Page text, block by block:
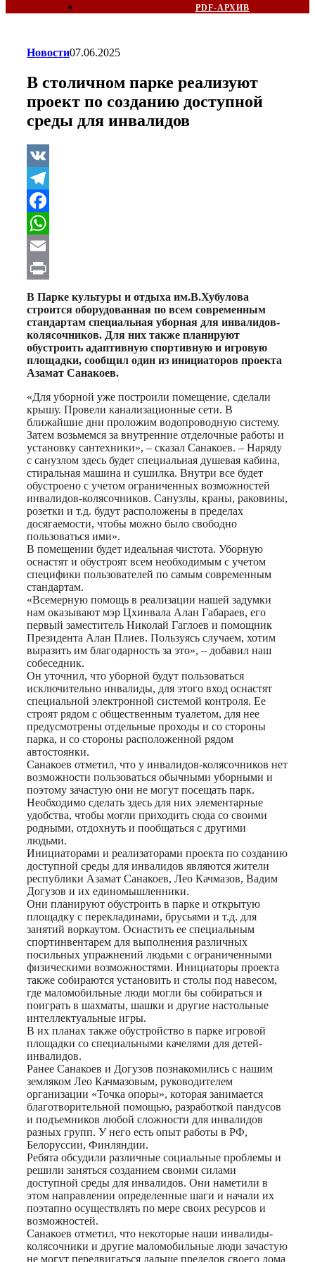
PDF-АРХИВ
Новости07.06.2025
В столичном парке реализуют
проект по созданию доступной
среды для инвалидов
VK
Telegram
Facebook
WhatsApp
Email
Print
В Парке культуры и отдыха им.В.Хубулова
строится оборудованная по всем современным
стандартам специальная уборная для инвалидов-
колясочников. Для них также планируют
обустроить адаптивную спортивную и игровую
площадки, сообщил один из инициаторов проекта
Азамат Санакоев.
«Для уборной уже построили помещение, сделали
крышу. Провели канализационные сети. В
ближайшие дни проложим водопроводную систему.
Затем возьмемся за внутренние отделочные работы и
установку сантехники», – сказал Санакоев. – Наряду
с санузлом здесь будет специальная душевая кабина,
стиральная машина и сушилка. Внутри все будет
обустроено с учетом ограниченных возможностей
инвалидов-колясочников. Санузлы, краны, раковины,
розетки и т.д. будут расположены в пределах
досягаемости, чтобы можно было свободно
пользоваться ими».
В помещении будет идеальная чистота. Уборную
оснастят и обустроят всем необходимым с учетом
специфики пользователей по самым современным
стандартам.
«Всемерную помощь в реализации нашей задумки
нам оказывают мэр Цхинвала Алан Габараев, его
первый заместитель Николай Гаглоев и помощник
Президента Алан Плиев. Пользуясь случаем, хотим
выразить им благодарность за это», – добавил наш
собеседник.
Он уточнил, что уборной будут пользоваться
исключительно инвалиды, для этого вход оснастят
специальной электронной системой контроля. Ее
строят рядом с общественным туалетом, для нее
предусмотрены отдельные проходы и со стороны
парка, и со стороны расположенной рядом
автостоянки.
Санакоев отметил, что у инвалидов-колясочников нет
возможности пользоваться обычными уборными и
поэтому зачастую они не могут посещать парк.
Необходимо сделать здесь для них элементарные
удобства, чтобы могли приходить сюда со своими
родными, отдохнуть и пообщаться с другими
людьми.
Инициаторами и реализаторами проекта по созданию
доступной среды для инвалидов являются жители
республики Азамат Санакоев, Лео Качмазов, Вадим
Догузов и их единомышленники.
Они планируют обустроить в парке и открытую
площадку с перекладинами, брусьями и т.д. для
занятий воркаутом. Оснастить ее специальным
спортинвентарем для выполнения различных
посильных упражнений людьми с ограниченными
физическими возможностями. Инициаторы проекта
также собираются установить и столы под навесом,
где маломобильные люди могли бы собираться и
поиграть в шахматы, шашки и другие настольные
интеллектуальные игры.
В их планах также обустройство в парке игровой
площадки со специальными качелями для детей-
инвалидов.
Ранее Санакоев и Догузов познакомились с нашим
земляком Лео Качмазовым, руководителем
организации «Точка опоры», которая занимается
благотворительной помощью, разработкой пандусов
и подъемников любой сложности для инвалидов
разных групп. У него есть опыт работы в РФ,
Белоруссии, Финляндии.
Ребята обсудили различные социальные проблемы и
решили заняться созданием своими силами
доступной среды для инвалидов. Они наметили в
этом направлении определенные шаги и начали их
поэтапно осуществлять по мере своих ресурсов и
возможностей.
Санакоев отметил, что некоторые наши инвалиды-
колясочники и другие маломобильные люди зачастую
не могут передвигаться дальше пределов своего дома